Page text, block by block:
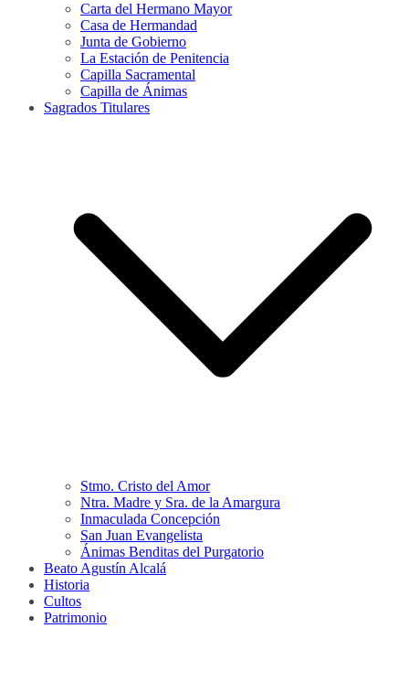
Carta del Hermano Mayor
Casa de Hermandad
Junta de Gobierno
La Estación de Penitencia
Capilla Sacramental
Capilla de Ánimas
Sagrados Titulares
Stmo. Cristo del Amor
Ntra. Madre y Sra. de la Amargura
Inmaculada Concepción
San Juan Evangelista
Ánimas Benditas del Purgatorio
Beato Agustín Alcalá
Historia
Cultos
Patrimonio